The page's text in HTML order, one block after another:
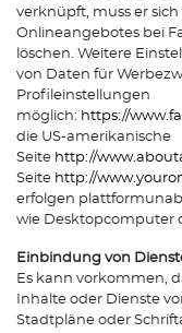
verknüpft, muss er
Onlineangebotes bei
löschen. Weitere
von Daten für
Profileinstellungen
möglich: https://
die US-amerikanische
Seite http://
Seite http://
erfolgen
wie Desktopcomputer
Einbindung von
Es kann vorkommen,
Inhalte oder Dienste
Stadtpläne oder